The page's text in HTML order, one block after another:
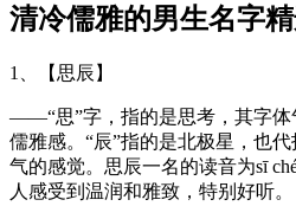
清冷儒雅的男生名字
1、【思辰】
——“思”字，指的是思考，其字体
儒雅感。“辰”指的是北极星，也
气的感觉。思辰一名的读音为sī
人感受到温润和雅致，特别好听。